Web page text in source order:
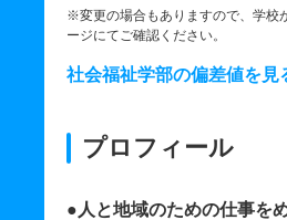
※変更の場合もありますので、学校
ージにてご確認ください。
社会福祉学部の偏差値を見
プロフィール
●人と地域のための仕事を